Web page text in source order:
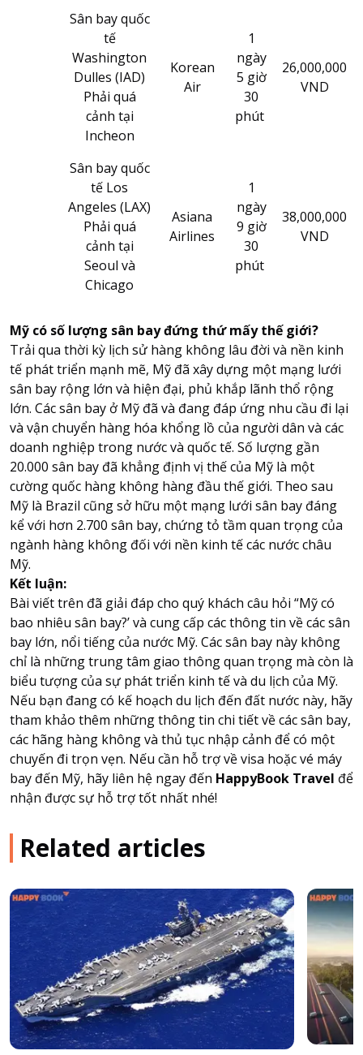
Sân bay quốc
tế
Washington
Dulles (IAD)
Phải quá
cảnh tại
Incheon
Korean
Air
1
ngày
5 giờ
30
phút
26,000,000
VND
Sân bay quốc
tế Los
Angeles (LAX)
Phải quá
cảnh tại
Seoul và
Chicago
Asiana
Airlines
1
ngày
9 giờ
30
phút
38,000,000
VND
Mỹ có số lượng sân bay đứng thứ mấy thế giới?
Trải qua thời kỳ lịch sử hàng không lâu đời và nền kinh
tế phát triển mạnh mẽ, Mỹ đã xây dựng một mạng lưới
sân bay rộng lớn và hiện đại, phủ khắp lãnh thổ rộng
lớn. Các sân bay ở Mỹ​ đã và đang đáp ứng nhu cầu đi lại
và vận chuyển hàng hóa khổng lồ của người dân và các
doanh nghiệp trong nước và quốc tế. Số lượng gần
20.000 sân bay đã khẳng định vị thế của Mỹ là một
cường quốc hàng không hàng đầu thế giới. Theo sau
Mỹ là Brazil cũng sở hữu một mạng lưới sân bay đáng
kể với hơn 2.700 sân bay, chứng tỏ tầm quan trọng của
ngành hàng không đối với nền kinh tế các nước châu
Mỹ.
Kết luận:
Bài viết trên đã giải đáp cho quý khách câu hỏi “Mỹ có
bao nhiêu sân bay​?’ và cung cấp các thông tin về các sân
bay lớn, nổi tiếng của nước Mỹ. Các sân bay này không
chỉ là những trung tâm giao thông quan trọng mà còn là
biểu tượng của sự phát triển kinh tế và du lịch của Mỹ.
Nếu bạn đang có kế hoạch du lịch đến đất nước này, hãy
tham khảo thêm những thông tin chi tiết về các sân bay,
các hãng hàng không và thủ tục nhập cảnh để có một
chuyến đi trọn vẹn. Nếu cần hỗ trợ về visa hoặc vé máy
bay đến Mỹ, hãy liên hệ ngay đến HappyBook Travel để
nhận được sự hỗ trợ tốt nhất nhé!
Related articles